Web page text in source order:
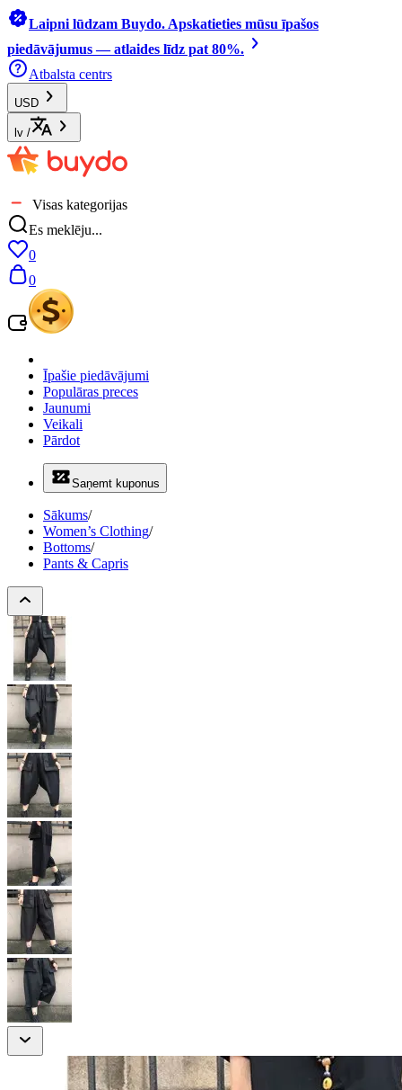
Laipni lūdzam Buydo. Apskatieties mūsu īpašos
piedāvājumus — atlaides līdz pat 80%.
Atbalsta centrs
USD
lv /
Visas kategorijas
Es meklēju...
0
0
Īpašie piedāvājumi
Populāras preces
Jaunumi
Veikali
Pārdot
Saņemt kuponus
Sākums/
Women’s Clothing/
Bottoms/
Pants & Capris